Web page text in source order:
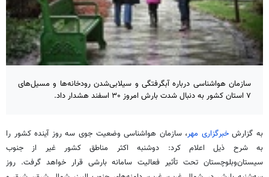
سازمان هواشناسی درباره آبگرفتگی و سیلابی‌شدن رودخانه‌ها و مسیل‌های
۷ استان کشور به دنبال شدت بارش امروز ۳۰ اسفند هشدار داد.
به گزارشخبرگزاری مهر، سازمان هواشناسی وضعیت جوی سه روز آینده کشور را
به شرح ذیل اعلام کرد: دوشنبه اکثر مناطق کشور غیر از جنوب
سیستان‌وبلوچستان تحت تأثیر فعالیت سامانه بارشی قرار خواهد گرفت. روز